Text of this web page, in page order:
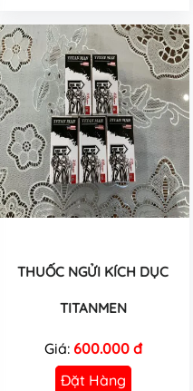
THUỐC NGỬI KÍCH DỤC
TITANMEN
Giá: 600.000 đ
Đặt Hàng